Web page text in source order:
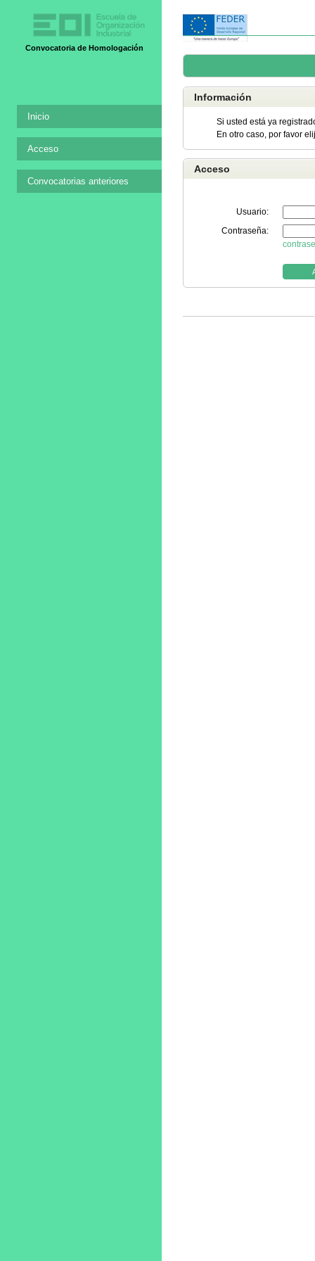
Convocatoria de Homologación
Inicio
Acceso
Convocatorias anteriores
Información
Si usted está ya
En otro caso, por favor
Acceso
Usuario:
Contraseña: